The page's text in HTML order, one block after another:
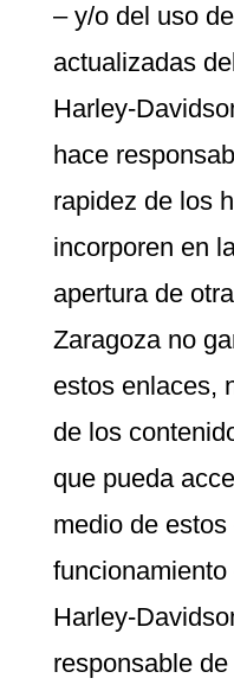
– y/o del uso
actualizadas
Harley-
hace
rapidez de los
incorporen en
apertura de
Zaragoza no
estos enlaces,
de los
que pueda
medio de
Harley-
responsable